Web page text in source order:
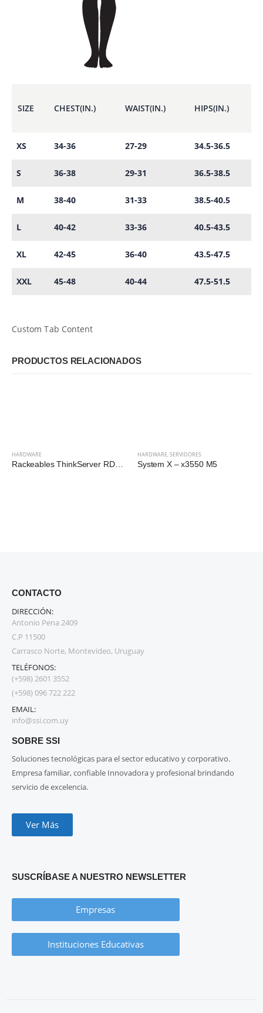
SIZE CHEST(IN.) WAIST(IN.) HIPS(IN.)
XS 34-36 27-29 34.5-36.5
S 36-38 29-31 36.5-38.5
M 38-40 31-33 38.5-40.5
L 40-42 33-36 40.5-43.5
XL 42-45 36-40 43.5-47.5
XXL 45-48 40-44 47.5-51.5
Custom Tab Content
PRODUCTOS RELACIONADOS
HARDWARE
Rackeables ThinkServer RD450
HARDWARE,SERVIDORES
System X – x3550 M5
CONTACTO
DIRECCIÓN:
Antonio Pena 2409
C.P 11500
Carrasco Norte, Montevideo, Uruguay
TELÉFONOS:
(+598) 2601 3552
(+598) 096 722 222
EMAIL:
info@ssi.com.uy
SOBRE SSI
Soluciones tecnológicas para el sector educativo y corporativo.
Empresa familiar, confiable Innovadora y profesional brindando
servicio de excelencia.
Ver Más
SUSCRÍBASE A NUESTRO NEWSLETTER
Empresas
Instituciones Educativas